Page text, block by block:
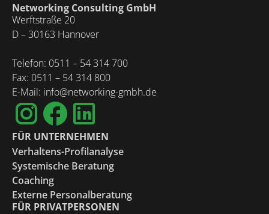
Networking Consulting GmbH
Werftstraße 20
D – 30163 Hannover
Telefon: 0511 – 54 314 700
Fax: 0511 – 54 314 800
E-Mail: info@networking-gmbh.de
FÜR UNTERNEHMEN
Verhaltens-Profilanalyse
Systemische Beratung
Coaching
Externe Personalberatung
FÜR PRIVATPERSONEN